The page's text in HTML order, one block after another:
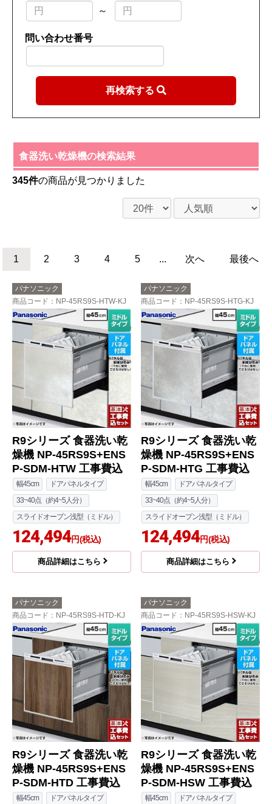
～
問い合わせ番号
再検索する
食器洗い乾燥機の検索結果
345件の商品が見つかりました
1 2 3 4 5 ... 次へ 最後へ
パナソニック
商品コード ：NP-45RS9S-HTW-KJ
R9シリーズ 食器洗い乾
燥機 NP-45RS9S+ENS
P-SDM-HTW 工事費込
幅45cm
ドアパネルタイプ
33~40点（約4~5人分）
スライドオープン浅型（ミドル）
124,494円(税込)
商品詳細はこちら
パナソニック
商品コード ：NP-45RS9S-HTG-KJ
R9シリーズ 食器洗い乾
燥機 NP-45RS9S+ENS
P-SDM-HTG 工事費込
幅45cm
ドアパネルタイプ
33~40点（約4~5人分）
スライドオープン浅型（ミドル）
124,494円(税込)
商品詳細はこちら
パナソニック
商品コード ：NP-45RS9S-HTD-KJ
R9シリーズ 食器洗い乾
燥機 NP-45RS9S+ENS
P-SDM-HTD 工事費込
幅45cm ドアパネルタイプ
パナソニック
商品コード ：NP-45RS9S-HSW-KJ
R9シリーズ 食器洗い乾
燥機 NP-45RS9S+ENS
P-SDM-HSW 工事費込
幅45cm ドアパネルタイプ